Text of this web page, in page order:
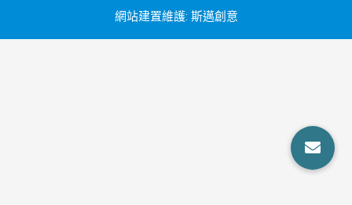
網站建置維護: 斯邁創意